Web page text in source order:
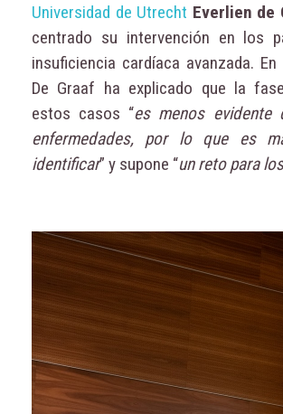
Universidad de Utrecht Everlien de
centrado su intervención en los
insuficiencia cardíaca avanzada.
De Graaf ha explicado que la
estos casos “es menos evidente
enfermedades, por lo que es
identificar” y supone “un reto para